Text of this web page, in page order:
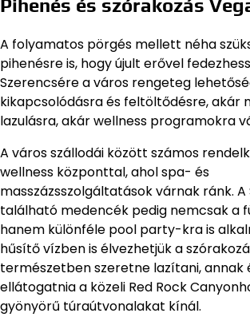
Pihenés és szórakozás
A folyamatos pörgés mellett néha
pihenésre is, hogy újult erővel
Szerencsére a város rengeteg
kikapcsolódásra és feltöltődésre, akár
lazulásra, akár wellness programokra
A város szállodái között számos
wellness központtal, ahol spa- és
masszázsszolgáltatások várnak ránk.
található medencék pedig nemcsak a
hanem különféle pool party-kra is
hűsítő vízben is élvezhetjük a
természetben szeretne lazítani, annak
ellátogatnia a közeli Red Rock
gyönyörű túraútvonalakat kínál.